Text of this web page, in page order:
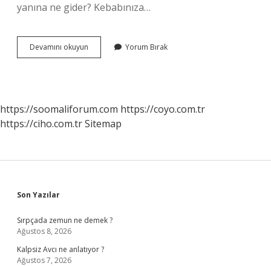
yanına ne gider? Kebabınıza…
Devamını okuyun
Etin
Yorum Bırak
https://soomaliforum.com https://coyo.com.tr
https://ciho.com.trSitemap
Sidebar
Son Yazılar
Sırpçada zemun ne demek ?
Ağustos 8, 2026
Kalpsiz Avcı ne anlatıyor ?
Ağustos 7, 2026